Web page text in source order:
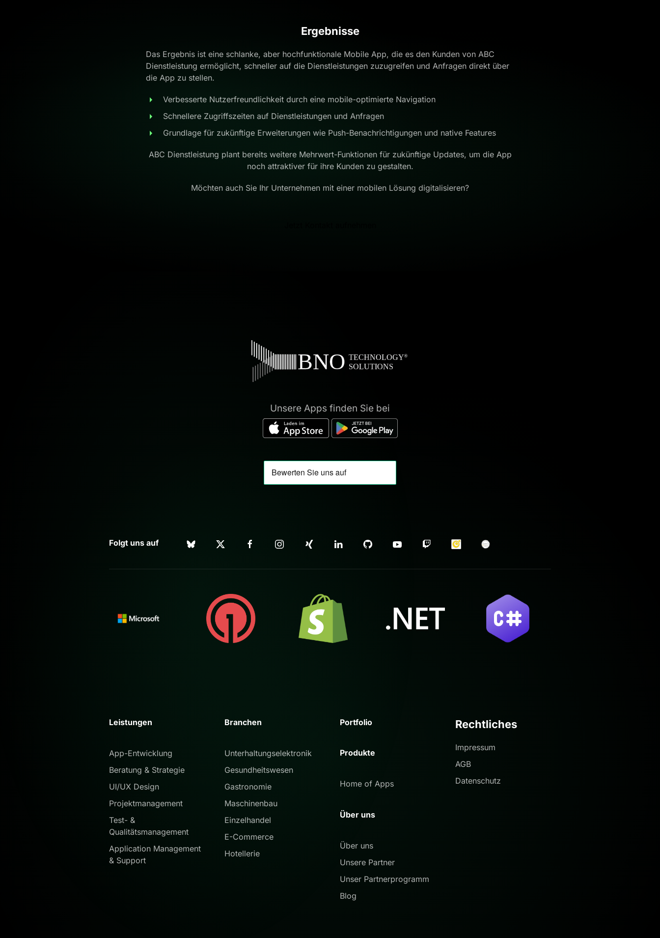
Ergebnisse
Das Ergebnis ist eine schlanke, aber hochfunktionale Mobile App, die es den Kunden von ABC
Dienstleistung ermöglicht, schneller auf die Dienstleistungen zuzugreifen und Anfragen direkt über
die App zu stellen.
Verbesserte Nutzerfreundlichkeit durch eine mobile-optimierte Navigation
Schnellere Zugriffszeiten auf Dienstleistungen und Anfragen
Grundlage für zukünftige Erweiterungen wie Push-Benachrichtigungen und native Features
ABC Dienstleistung plant bereits weitere Mehrwert-Funktionen für zukünftige Updates, um die App
noch attraktiver für ihre Kunden zu gestalten.
Möchten auch Sie Ihr Unternehmen mit einer mobilen Lösung digitalisieren?
Unsere Apps finden Sie bei
Folgt uns auf
Leistungen
App-Entwicklung
Beratung & Strategie
UI/UX Design
Projektmanagement
Test- &
Qualitätsmanagement
Application Management
& Support
Branchen
Unterhaltungselektronik
Gesundheitswesen
Gastronomie
Maschinenbau
Einzelhandel
E-Commerce
Hotellerie
Portfolio
Produkte
Home of Apps
Über uns
Über uns
Unsere Partner
Unser Partnerprogramm
Blog
Rechtliches
Impressum
AGB
Datenschutz